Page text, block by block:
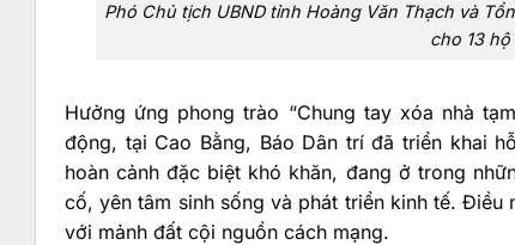
Phó Chủ tịch UBND tỉnh Hoàng Văn Thạch và
cho 13
Hưởng ứng phong trào “Chung tay xóa nhà
động, tại Cao Bằng, Báo Dân trí đã triển khai
hoàn cảnh đặc biệt khó khăn, đang ở trong
cố, yên tâm sinh sống và phát triển kinh tế.
với mảnh đất cội nguồn cách mạng.